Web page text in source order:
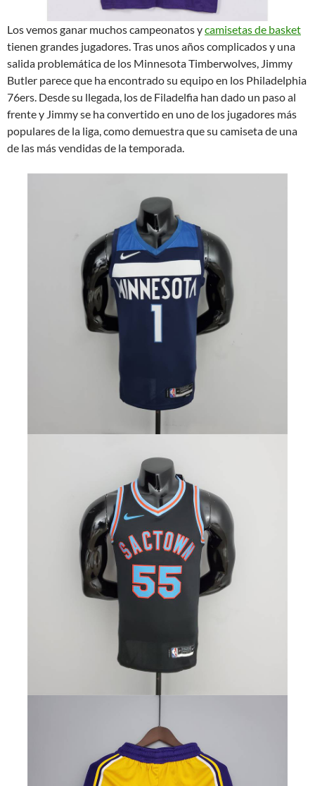
Los vemos ganar muchos campeonatos ycamisetas de basket
tienen grandes jugadores. Tras unos años complicados y una
salida problemática de los Minnesota Timberwolves, Jimmy
Butler parece que ha encontrado su equipo en los Philadelphia
76ers. Desde su llegada, los de Filadelfia han dado un paso al
frente y Jimmy se ha convertido en uno de los jugadores más
populares de la liga, como demuestra que su camiseta de una
de las más vendidas de la temporada.